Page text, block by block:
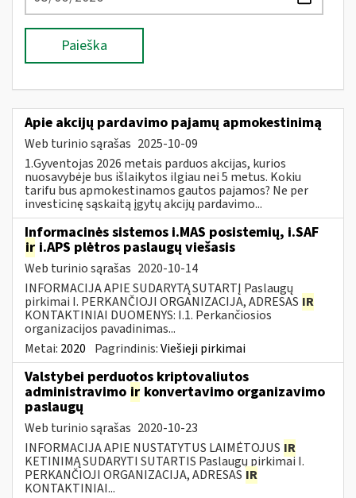
Paieška
Apie akcijų pardavimo pajamų apmokestinimą
Web turinio sąrašas 2025-10-09
1.Gyventojas 2026 metais parduos akcijas, kurios
nuosavybėje bus išlaikytos ilgiau nei 5 metus. Kokiu
tarifu bus apmokestinamos gautos pajamos? Ne per
investicinę sąskaitą įgytų akcijų pardavimo...
Informacinės sistemos i.MAS posistemių, i.SAF
ir i.APS plėtros paslaugų viešasis
Web turinio sąrašas 2020-10-14
INFORMACIJA APIE SUDARYTĄ SUTARTĮ Paslaugų
pirkimai I. PERKANČIOJI ORGANIZACIJA, ADRESAS IR
KONTAKTINIAI DUOMENYS: I.1. Perkančiosios
organizacijos pavadinimas...
Metai: 2020 Pagrindinis:Viešieji pirkimai
Valstybei perduotos kriptovaliutos
administravimo ir konvertavimo organizavimo
paslaugų
Web turinio sąrašas 2020-10-23
INFORMACIJA APIE NUSTATYTUS LAIMĖTOJUS IR
KETINIMĄ SUDARYTI SUTARTIS Paslaugų pirkimai I.
PERKANČIOJI ORGANIZACIJA, ADRESAS IR
KONTAKTINIAI...